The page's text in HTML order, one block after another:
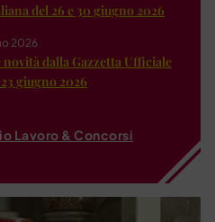
del 26 e 30 giugno 2026
2026
dalla Gazzetta Ufficiale
giugno 2026
Lavoro & Concorsi